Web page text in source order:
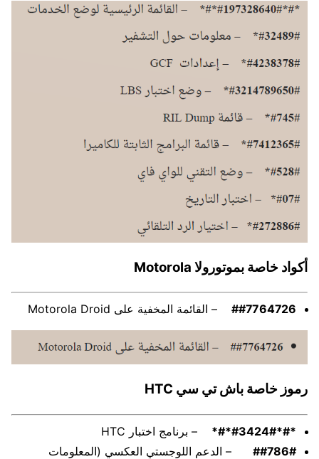
أكواد خاصة بموتورولا Motorola
##7764726 – القائمة المخفية على Motorola Droid
رموز خاصة باش تي سي HTC
*#*#3424#*#*
– برنامج اختبار HTC
##786# – الدعم اللوجستي العكسي (المعلومات